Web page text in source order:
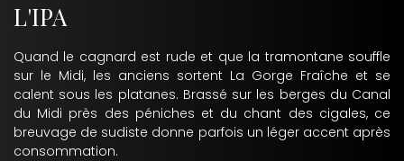
L'IPA
Quand le cagnard est rude et que la tramontane souffle
sur le Midi, les anciens sortent La Gorge Fraîche et se
calent sous les platanes. Brassé sur les berges du Canal
du Midi près des péniches et du chant des cigales, ce
breuvage de sudiste donne parfois un léger accent après
consommation.